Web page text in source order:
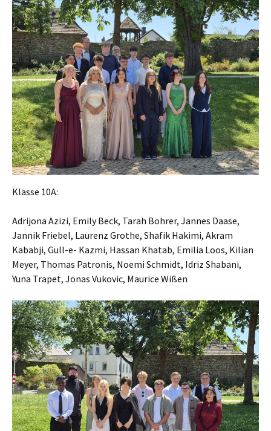
Klasse 10A:
Adrijona Azizi, Emily Beck, Tarah Bohrer, Jannes Daase,
Jannik Friebel, Laurenz Grothe, Shafik Hakimi, Akram
Kababji, Gull-e- Kazmi, Hassan Khatab, Emilia Loos, Kilian
Meyer, Thomas Patronis, Noemi Schmidt, Idriz Shabani,
Yuna Trapet, Jonas Vukovic, Maurice Wißen